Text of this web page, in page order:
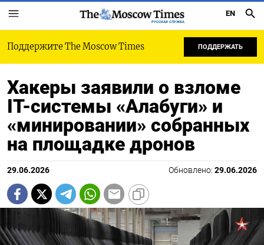
РУССКАЯ СЛУЖБА
EN
Поддержите The Moscow Times ПОДДЕРЖАТЬ
Хакеры заявили о взломе
IT-системы «Алабуги» и
«минировании» собранных
на площадке дронов
29.06.2026 Обновлено: 29.06.2026